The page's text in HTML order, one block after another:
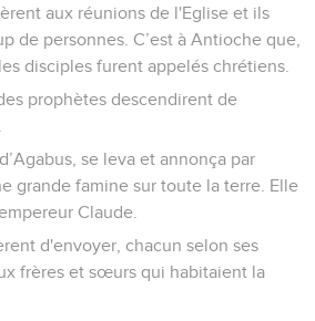
aux réunions de l'Eglise et ils
de personnes. C’est à Antioche que,
disciples furent appelés chrétiens.
prophètes descendirent de
se leva et annonça par
grande famine sur toute la terre. Elle
Claude.
d'envoyer, chacun selon ses
frères et sœurs qui habitaient la